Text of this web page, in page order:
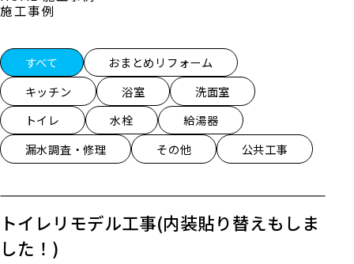
施工事例
施工事例一覧
すべて
おまとめリフォーム
キッチン
浴室
洗面室
トイレ
水栓
給湯器
漏水調査・修理
その他 公共工事
トイレリモデル工事(内装貼り替えもしま
した！)